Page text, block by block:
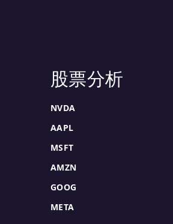
股票分析
NVDA
AAPL
MSFT
AMZN
GOOG
META